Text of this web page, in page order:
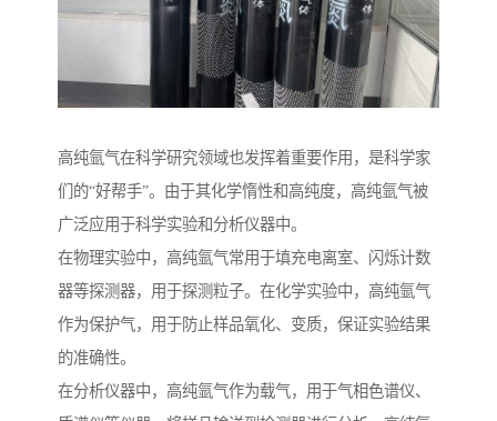
高纯氩气在科学研究领域也发挥着重要作用，是科学家
们的“好帮手”。由于其化学惰性和高纯度，高纯氩气被
广泛应用于科学实验和分析仪器中。
在物理实验中，高纯氩气常用于填充电离室、闪烁计数
器等探测器，用于探测粒子。在化学实验中，高纯氩气
作为保护气，用于防止样品氧化、变质，保证实验结果
的准确性。
在分析仪器中，高纯氩气作为载气，用于气相色谱仪、